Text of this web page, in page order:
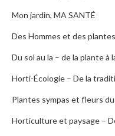
Mon jardin, MA SANTÉ
Des Hommes et des
Du sol au la – de la plante à
Horti-Écologie – De la
Plantes sympas et fleurs du
Horticulture et paysage –